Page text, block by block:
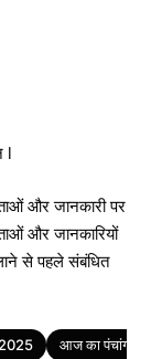
l
और जानकारी पर
और जानकारियों
से पहले संबंधित
आज का पंचांग